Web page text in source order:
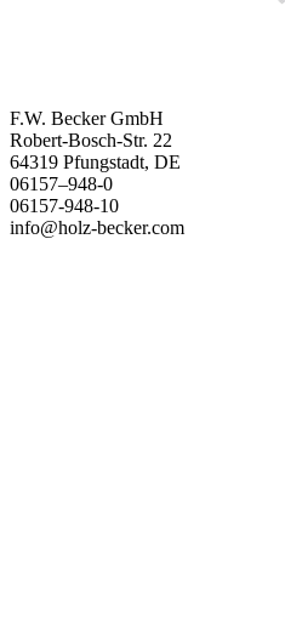
F.W. Becker GmbH
Robert-Bosch-Str. 22
64319 Pfungstadt, DE
06157–948-0
06157-948-10
info@holz-becker.com